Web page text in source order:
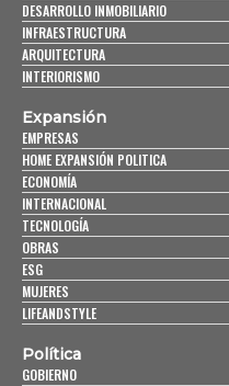
DESARROLLO INMOBILIARIO
INFRAESTRUCTURA
ARQUITECTURA
INTERIORISMO
Expansión
EMPRESAS
HOME EXPANSIÓN POLITICA
ECONOMÍA
INTERNACIONAL
TECNOLOGÍA
OBRAS
ESG
MUJERES
LIFEANDSTYLE
Política
GOBIERNO